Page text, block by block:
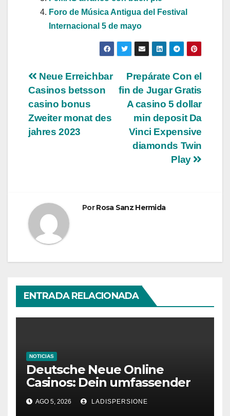
Foro de Música Antigua del Festival
Internacional 5 de mayo
Navegación
de
entradas
Prepárate Con el
fin de Jugar Gratis
A casino 5 dollar
min deposit Da
Vinci Expensive
diamonds Twin
Play
Neue Erreichbar
Casinos betsson
casino bonus
Zweiter monat des
jahres 2023
PorRosa Sanz Hermida
ENTRADA RELACIONADA
NOTICIAS
Deutsche Neue Online
Casinos: Dein umfassender
Ratgeber für moderne
Glücksspielplattformen
AGO 5, 2026 LADISPERSIONE